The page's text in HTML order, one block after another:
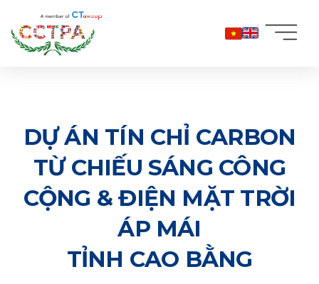
qua
nội
dung
DỰ ÁN TÍN CHỈ CARBON
TỪ CHIẾU SÁNG CÔNG
CỘNG & ĐIỆN MẶT TRỜI
ÁP MÁI
TỈNH CAO BẰNG